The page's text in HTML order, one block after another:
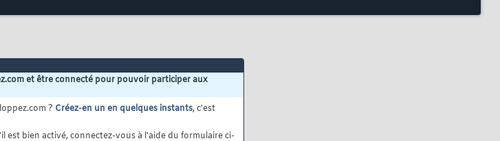
et être connecté pour pouvoir participer aux
? Créez-en un en quelques instants, c'est
est bien activé, connectez-vous à l'aide du formulaire ci-